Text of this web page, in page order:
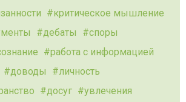
критическое мышление
дебаты
споры
работа с информацией
доводы
личность
досуг
увлечения